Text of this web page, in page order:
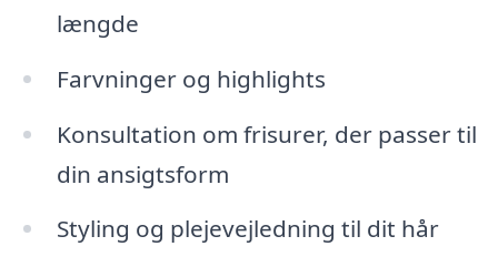
længde
Farvninger og highlights
Konsultation om frisurer, der passer til
din ansigtsform
Styling og plejevejledning til dit hår